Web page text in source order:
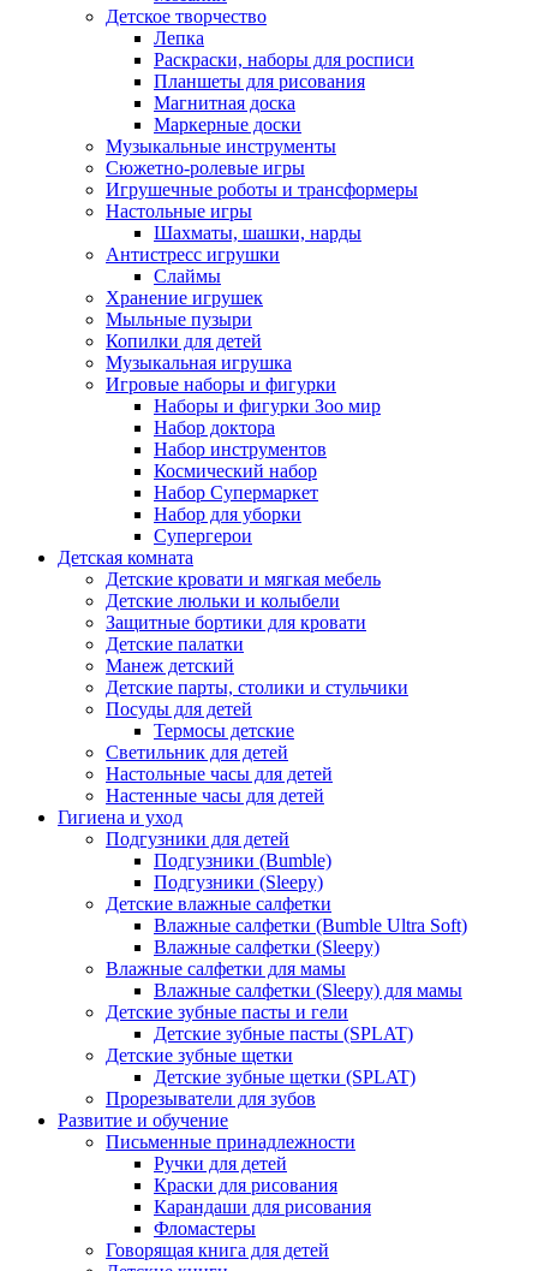
Детское творчество
Лепка
Раскраски, наборы для росписи
Планшеты для рисования
Магнитная доска
Маркерные доски
Музыкальные инструменты
Сюжетно-ролевые игры
Игрушечные роботы и трансформеры
Настольные игры
Шахматы, шашки, нарды
Антистресс игрушки
Слаймы
Хранение игрушек
Мыльные пузыри
Копилки для детей
Музыкальная игрушка
Игровые наборы и фигурки
Наборы и фигурки Зоо мир
Набор доктора
Набор инструментов
Космический набор
Hабор Супермаркет
Набор для уборки
Супергерои
Детская комната
Детские кровати и мягкая мебель
Детские люльки и колыбели
Защитные бортики для кровати
Детские палатки
Манеж детский
Детские парты, столики и стульчики
Посуды для детей
Термосы детские
Светильник для детей
Настольные часы для детей
Настенные часы для детей
Гигиена и уход
Подгузники для детей
Подгузники (Bumble)
Подгузники (Sleepy)
Детские влажные салфетки
Влажные салфетки (Bumble Ultra Soft)
Влажные салфетки (Sleepy)
Влажные салфетки для мамы
Влажные салфетки (Sleepy) для мамы
Детские зубные пасты и гели
Детские зубные пасты (SPLAT)
Детские зубные щетки
Детские зубные щетки (SPLAT)
Прорезыватели для зубов
Развитие и обучение
Письменные принадлежности
Ручки для детей
Краски для рисования
Карандаши для рисования
Фломастеры
Говорящая книга для детей